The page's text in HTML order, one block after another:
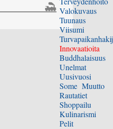
Valokuvaus
Tuunaus
Viisumi
Innovaatioita
Buddhalaisuus
Unelmat
Uusivuosi
Some Muutto
Rautatiet
Shoppailu
Kulinarismi
Pelit